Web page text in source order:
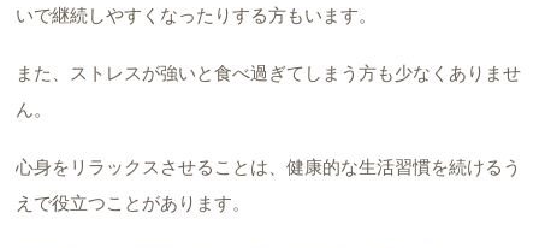
いで継続しやすくなったりする方もいます。
また、ストレスが強いと食べ過ぎてしまう方も少なくありませ
ん。
心身をリラックスさせることは、健康的な生活習慣を続けるう
えで役立つことがあります。